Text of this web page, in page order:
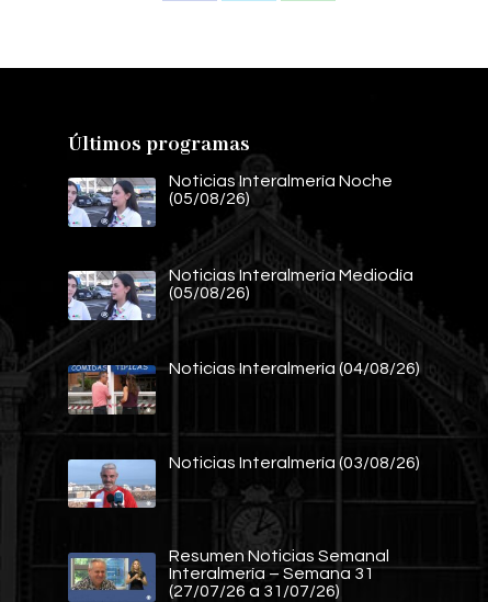
Últimos programas
Noticias Interalmería Noche
(05/08/26)
Noticias Interalmería Mediodía
(05/08/26)
Noticias Interalmería (04/08/26)
Noticias Interalmería (03/08/26)
Resumen Noticias Semanal
Interalmería – Semana 31
(27/07/26 a 31/07/26)